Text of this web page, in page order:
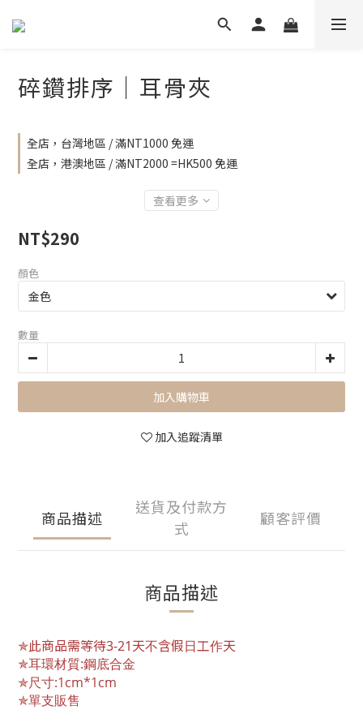
碎鑽排序｜耳骨夾
全店，台灣地區 / 滿NT1000 免運
全店，港澳地區 / 滿NT2000 =HK500 免運
查看更多
NT$290
顏色
數量
加入購物車
加入追蹤清單
商品描述
送貨及付款方
式
顧客評價
商品描述
✯此商品需等待3-21天不含假日工作天
✯耳環材質:鋼底合金
✯尺寸:1cm*1cm
✯單支販售